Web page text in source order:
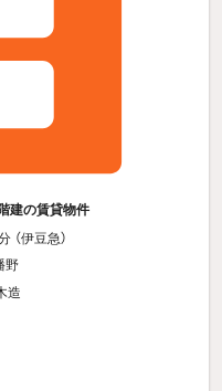
建の賃貸物件
（伊豆急）
野
造